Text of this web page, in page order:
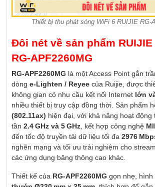
Thiết bị thu phát sóng WiFi 6 RUIJIE RG-
Đôi nét về sản phẩm RUIJIE
RG‑APF2260MG
RG‑APF2260MG là một Access Point gắn
dòng e‑Lighten / Reyee của Ruijie, được
không gian có nhu cầu kết nối Internet lớn
nhiều thiết bị truy cập đồng thời. Sản phẩm
(802.11ax) hiện đại, với khả năng hoạt động
tần 2.4 GHz và 5 GHz, kết hợp công nghệ
đến tốc độ truyền tải dữ liệu tối đa 2976
nghẽn mạng và tối ưu trải nghiệm cho
các ứng dụng băng thông cao khác.
Thiết kế của RG‑APF2260MG gọn nhẹ, hình